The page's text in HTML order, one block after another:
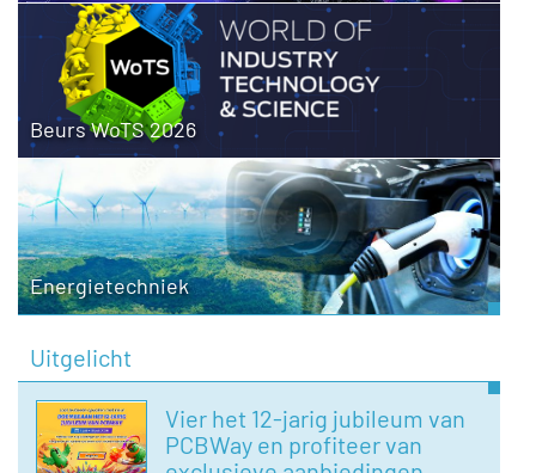
Beurs WoTS 2026
Energietechniek
Uitgelicht
Vier het 12-jarig jubileum van
PCBWay en profiteer van